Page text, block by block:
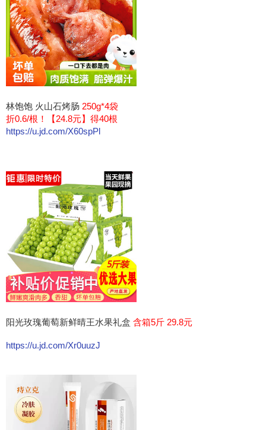
林饱饱 火山石烤肠 250g*4袋
折0.6/根！【24.8元】得40根
https://u.jd.com/X60spPl
阳光玫瑰葡萄新鲜晴王水果礼盒 含箱5斤 29.8元
https://u.jd.com/Xr0uuzJ